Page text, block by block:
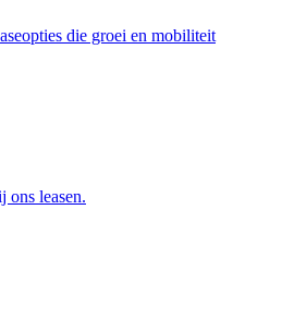
die groei en mobiliteit
ons leasen.